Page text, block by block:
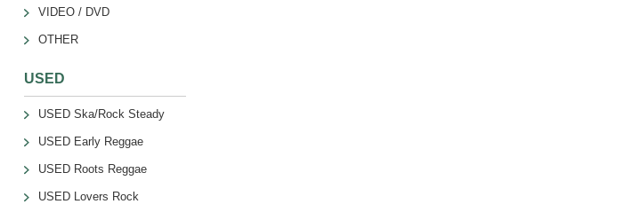
VIDEO / DVD
OTHER
USED
USED Ska/Rock Steady
USED Early Reggae
USED Roots Reggae
USED Lovers Rock